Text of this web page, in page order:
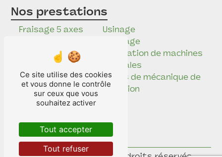
Nos prestations
Fraisage 5 axes
mécanique
précision
Electro-érosion
Rectification
industriel
Brunissage
Usinage
Tournage
Réalisation de machines
spéciales
Pièces de mécanique de
précision
Ce site utilise des cookies
et vous donne le contrôle
sur ceux que vous
souhaitez activer
Tout accepter
Tout refuser